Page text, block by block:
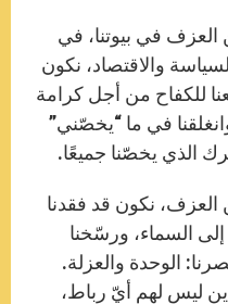
في بيوتنا، في
والاقتصاد، نكون
للكفاح من أجل كرامة
في ما “يخصّني”
الذي يخصّنا جميعًا.
نكون قد فقدنا
السماء، ورسّخنا
الوحدة والعزلة.
ليس لهم أيّ رباط،